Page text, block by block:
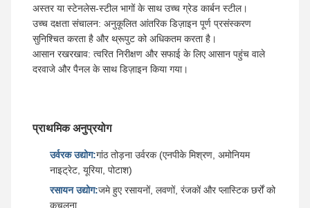
अस्तर या स्टेनलेस-स्टील भागों के साथ उच्च ग्रेड कार्बन स्टील।
उच्च दक्षता संचालन: अनुकूलित आंतरिक डिज़ाइन पूर्ण प्रसंस्करण
सुनिश्चित करता है और थ्रूपुट को अधिकतम करता है।
आसान रखरखाव: त्वरित निरीक्षण और सफाई के लिए आसान पहुंच वाले
दरवाजे और पैनल के साथ डिज़ाइन किया गया।
प्राथमिक अनुप्रयोग
उर्वरक उद्योग:गांठ तोड़ना उर्वरक (एनपीके मिश्रण, अमोनियम
नाइट्रेट, यूरिया, पोटाश)
रसायन उद्योग:जमे हुए रसायनों, लवणों, रंजकों और प्लास्टिक छर्रों को
कुचलना